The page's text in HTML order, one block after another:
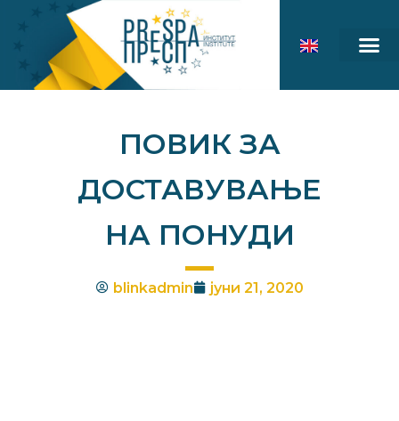
ПОВИК ЗА
ДОСТАВУВАЊЕ
НА ПОНУДИ
blinkadmin јуни 21, 2020